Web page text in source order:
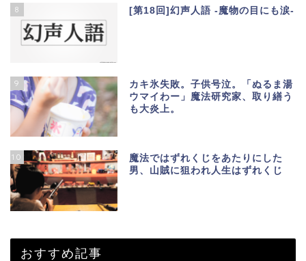
8 [第18回]幻声人語 -魔物の目にも涙-
9
カキ氷失敗。子供号泣。「ぬるま湯
ウマイわー」魔法研究家、取り繕う
も大炎上。
10
魔法ではずれくじをあたりにした
男、山賊に狙われ人生はずれくじ
おすすめ記事